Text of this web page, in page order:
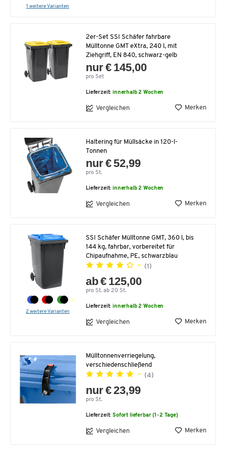
1 weitere Varianten
2er-Set SSI Schäfer fahrbare
Mülltonne GMT eXtra, 240 l, mit
Ziehgriff, EN 840, schwarz-gelb
nur € 145,00
pro Set
Lieferzeit:innerhalb 2 Wochen
Vergleichen Merken
Haltering für Müllsäcke in 120-l-
Tonnen
nur € 52,99
pro St.
Lieferzeit:innerhalb 2 Wochen
Vergleichen Merken
2 weitere Varianten
SSI Schäfer Mülltonne GMT, 360 l, bis
144 kg, fahrbar, vorbereitet für
Chipaufnahme, PE, schwarzblau
(1)
ab € 125,00
pro St. ab 20 St.
Lieferzeit:innerhalb 2 Wochen
Vergleichen Merken
Mülltonnenverriegelung,
verschiedenschließend
(4)
nur € 23,99
pro St.
Lieferzeit:Sofort lieferbar (1-2 Tage)
Vergleichen Merken